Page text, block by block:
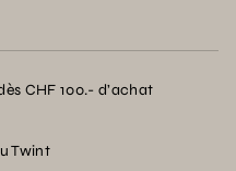
CHF 100.- d’achat
Twint